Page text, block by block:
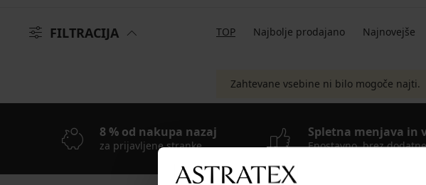
FILTRACIJA TOP Najbolje prodajano Najnovejše
Zahtevane vsebine ni bilo mogoče najti.
8 % od nakupa nazaj
za prijavljene stranke
Spletna menjava in
Enostavno, brez